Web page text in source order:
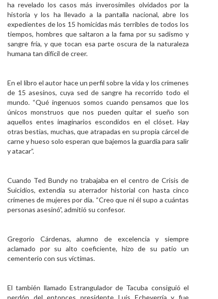
ha revelado los casos más inverosímiles olvidados por la
historia y los ha llevado a la pantalla nacional, abre los
expedientes de los 15 homicidas más terribles de todos los
tiempos, hombres que saltaron a la fama por su sadismo y
sangre fría, y que tocan esa parte oscura de la naturaleza
humana tan difícil de creer.
En el libro el autor hace un perfil sobre la vida y los crímenes
de 15 asesinos, cuya sed de sangre ha recorrido todo el
mundo. “Qué ingenuos somos cuando pensamos que los
únicos monstruos que nos pueden quitar el sueño son
aquellos entes imaginarios escondidos en el clóset. Hay
otras bestias, muchas, que atrapadas en su propia cárcel de
carne y hueso solo esperan que bajemos la guardia para salir
y atacar”.
Cuando Ted Bundy no trabajaba en el centro de Crisis de
Suicidios, extendía su aterrador historial con hasta cinco
crímenes de mujeres por día. “Creo que ni él supo a cuántas
personas asesinó”, admitió su confesor.
Gregorio Cárdenas, alumno de excelencia y siempre
aclamado por su alto coeficiente, hizo de su patio un
cementerio con sus víctimas.
El también llamado Estrangulador de Tacuba consiguió el
perdón del entonces presidente Luís Echeverría y fue